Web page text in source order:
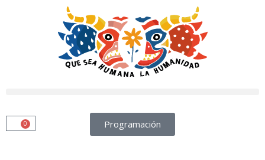
Programación
0